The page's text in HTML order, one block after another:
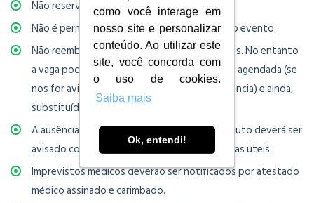
como você interage em
nosso site e personalizar
conteúdo. Ao utilizar este
site, você concorda com
o uso de cookies.
Saiba mais
Ok, entendi!
Não reservamos vagas.
Não é permitida a transmissão ou gravação do evento.
Não reembolsamos o pagamento de inscrições. No entanto
a vaga poderá ser transferida para outra data agendada (se
nos for avisado até 10 dias úteis de antecedência) e ainda,
substituída por outro participante indicado.
A ausência no curso ou o envio de um substituto deverá ser
avisado com antecedência de no mínimo 10 dias úteis.
Imprevistos médicos deverão ser notificados por atestado
médico assinado e carimbado.